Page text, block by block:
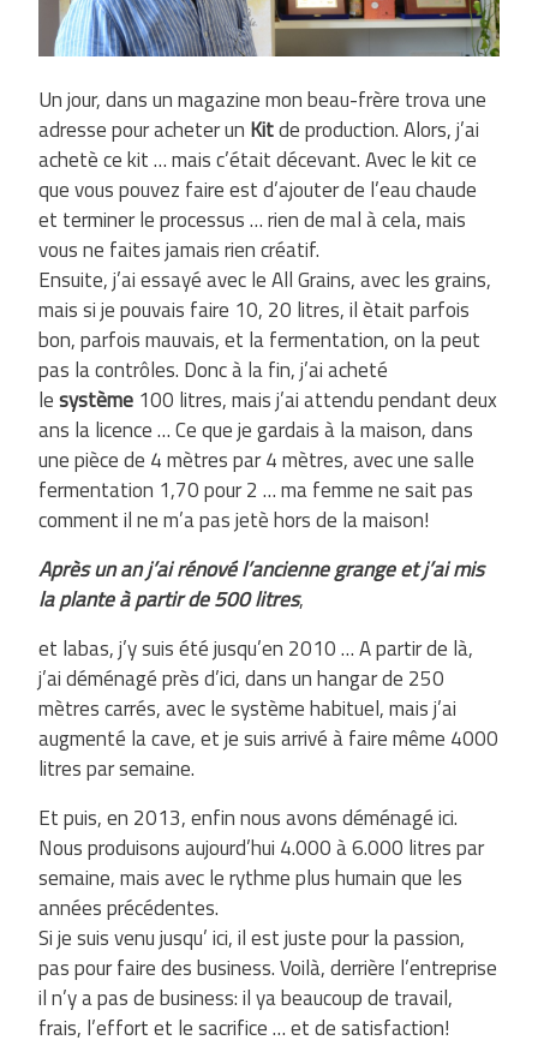
Un jour, dans un magazine mon beau-frère trova une
adresse pour acheter un Kitde production. Alors, j’ai
achetè ce kit … mais c’était décevant. Avec le kit ce
que vous pouvez faire est d’ajouter de l’eau chaude
et terminer le processus … rien de mal à cela, mais
vous ne faites jamais rien créatif.
Ensuite, j’ai essayé avec le All Grains, avec les grains,
mais si je pouvais faire 10, 20 litres, il ètait parfois
bon, parfois mauvais, et la fermentation, on la peut
pas la contrôles. Donc à la fin, j’ai acheté
lesystème 100 litres, mais j’ai attendu pendant deux
ans la licence … Ce que je gardais à la maison, dans
une pièce de 4 mètres par 4 mètres, avec une salle
fermentation 1,70 pour 2 … ma femme ne sait pas
comment il ne m’a pas jetè hors de la maison!
Après un an j’ai rénové l’ancienne grange et j’ai mis
la plante à partir de 500 litres,
et labas, j’y suis été jusqu’en 2010 … A partir de là,
j’ai déménagé près d’ici, dans un hangar de 250
mètres carrés, avec le système habituel, mais j’ai
augmenté la cave, et je suis arrivé à faire même 4000
litres par semaine.
Et puis, en 2013, enfin nous avons déménagé ici.
Nous produisons aujourd’hui 4.000 à 6.000 litres par
semaine, mais avec le rythme plus humain que les
années précédentes.
Si je suis venu jusqu’ ici, il est juste pour la passion,
pas pour faire des business. Voilà, derrière l’entreprise
il n’y a pas de business: il ya beaucoup de travail,
frais, l’effort et le sacrifice … et de satisfaction!